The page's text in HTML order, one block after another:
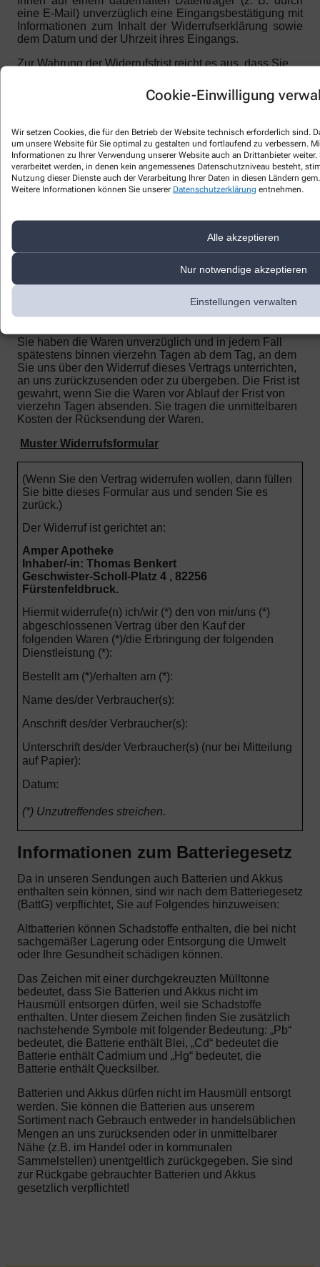
Cookie-Einwilligung
Wir setzen Cookies, die für den Betrieb der Website technisch erforderlich sind.
um unsere Website für Sie optimal zu gestalten und fortlaufend zu verbessern.
Informationen zu Ihrer Verwendung unserer Website auch an Drittanbieter
verarbeitet werden, in denen kein angemessenes Datenschutzniveau besteht,
Nutzung dieser Dienste auch der Verarbeitung Ihrer Daten in diesen Ländern
Weitere Informationen können Sie unserer Datenschutzerklärung entnehmen.
Alle akzeptieren
Nur notwendige akzeptieren
Einstellungen verwalten
eine E-Mail) unverzüglich eine Eingangsbestätigung mit
Informationen zum Inhalt der Widerrufserklärung sowie
dem Datum und der Uhrzeit ihres Eingangs.
Zur Wahrung der Widerrufsfrist reicht es aus, dass Sie
vor Ablauf der Widerrufsfrist absenden.
Wenn Sie diesen Vertrag widerrufen, haben wir Ihnen
alle Zahlungen, die wir von Ihnen erhalten haben,
einschließlich der Lieferkosten (mit Ausnahme der
zusätzlichen Kosten, die sich daraus ergeben, dass Sie
eine andere Art der Lieferung, als die von uns
Mitteilung über Ihren Widerruf dieses Vertrags bei uns
eingegangen ist. Für diese Rückzahlung verwenden wir
dasselbe Zahlungsmittel, das Sie bei der ursprünglichen
Transaktion eingesetzt haben, es sei denn, mit Ihnen
Fall werden Ihnen wegen dieser Rückzahlung Entgelte
berechnet.
Sie haben die Waren unverzüglich und in jedem Fall
spätestens binnen vierzehn Tagen ab dem Tag, an dem
Sie uns über den Widerruf dieses Vertrags unterrichten,
an uns zurückzusenden oder zu übergeben. Die Frist ist
gewahrt, wenn Sie die Waren vor Ablauf der Frist von
vierzehn Tagen absenden. Sie tragen die unmittelbaren
Kosten der Rücksendung der Waren.
Muster Widerrufsformular
(Wenn Sie den Vertrag widerrufen wollen, dann füllen
Sie bitte dieses Formular aus und senden Sie es
zurück.)
Der Widerruf ist gerichtet an:
Amper Apotheke
Inhaber/-in: Thomas Benkert
Geschwister-Scholl-Platz 4 , 82256
Fürstenfeldbruck.
Hiermit widerrufe(n) ich/wir (*) den von mir/uns (*)
abgeschlossenen Vertrag über den Kauf der
folgenden Waren (*)/die Erbringung der folgenden
Dienstleistung (*):
Bestellt am (*)/erhalten am (*):
Name des/der Verbraucher(s):
Anschrift des/der Verbraucher(s):
Unterschrift des/der Verbraucher(s) (nur bei Mitteilung
auf Papier):
Datum:
(*) Unzutreffendes streichen.
Informationen zum Batteriegesetz
Da in unseren Sendungen auch Batterien und Akkus
enthalten sein können, sind wir nach dem Batteriegesetz
(BattG) verpflichtet, Sie auf Folgendes hinzuweisen:
Altbatterien können Schadstoffe enthalten, die bei nicht
sachgemäßer Lagerung oder Entsorgung die Umwelt
oder Ihre Gesundheit schädigen können.
Das Zeichen mit einer durchgekreuzten Mülltonne
bedeutet, dass Sie Batterien und Akkus nicht im
Hausmüll entsorgen dürfen, weil sie Schadstoffe
enthalten. Unter diesem Zeichen finden Sie zusätzlich
nachstehende Symbole mit folgender Bedeutung: „Pb“
bedeutet, die Batterie enthält Blei, „Cd“ bedeutet die
Batterie enthält Cadmium und „Hg“ bedeutet, die
Batterie enthält Quecksilber.
Batterien und Akkus dürfen nicht im Hausmüll entsorgt
werden. Sie können die Batterien aus unserem
Sortiment nach Gebrauch entweder in handelsüblichen
Mengen an uns zurücksenden oder in unmittelbarer
Nähe (z.B. im Handel oder in kommunalen
Sammelstellen) unentgeltlich zurückgegeben. Sie sind
zur Rückgabe gebrauchter Batterien und Akkus
gesetzlich verpflichtet!